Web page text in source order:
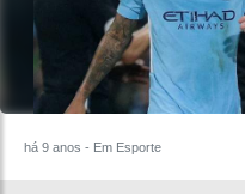
há 9 anos - Em Esporte